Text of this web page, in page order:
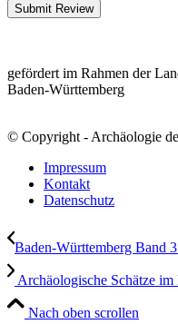
Submit Review
gefördert im Rahmen der
Baden-Württemberg
© Copyright - Archäologie
Impressum
Kontakt
Datenschutz
Baden-Württemberg Band
Archäologische Schätze
Nach oben scrollen